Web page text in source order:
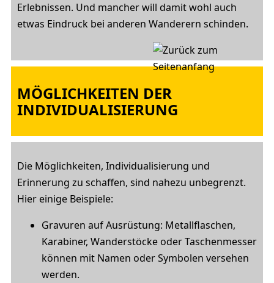
Erlebnissen. Und mancher will damit wohl auch
etwas Eindruck bei anderen Wanderern schinden.
MÖGLICHKEITEN DER
INDIVIDUALISIERUNG
Die Möglichkeiten, Individualisierung und
Erinnerung zu schaffen, sind nahezu unbegrenzt.
Hier einige Beispiele:
Gravuren auf Ausrüstung: Metallflaschen,
Karabiner, Wanderstöcke oder Taschenmesser
können mit Namen oder Symbolen versehen
werden.